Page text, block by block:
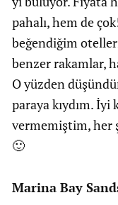
pahalı, hem de
beğendiğim
benzer rakamlar,
O yüzden
paraya kıydım.
vermemiştim, her
🙂
Marina Bay